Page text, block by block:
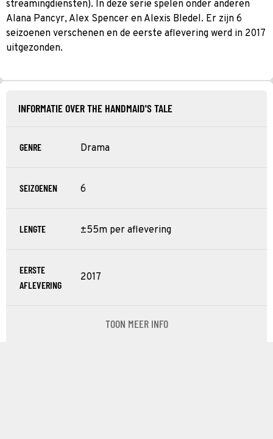
streamingdiensten). In deze serie spelen onder anderen
Alana Pancyr, Alex Spencer en Alexis Bledel. Er zijn 6
seizoenen verschenen en de eerste aflevering werd in 2017
uitgezonden.
INFORMATIE OVER THE HANDMAID'S TALE
GENRE Drama
SEIZOENEN 6
LENGTE ±55m per aflevering
EERSTE
AFLEVERING
2017
TOON MEER INFO